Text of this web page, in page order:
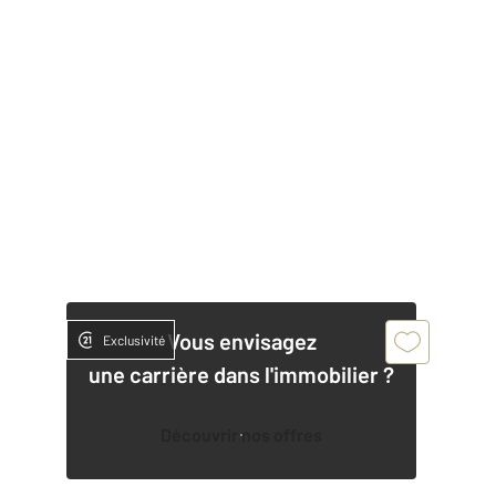
Vous envisagez
une carrière dans l'immobilier ?
Découvrir nos offres
Exclusivité